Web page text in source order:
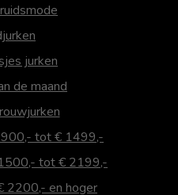
jurken
de maand
900,- tot € 1499,-
tot € 2199,-
2200,- en hoger